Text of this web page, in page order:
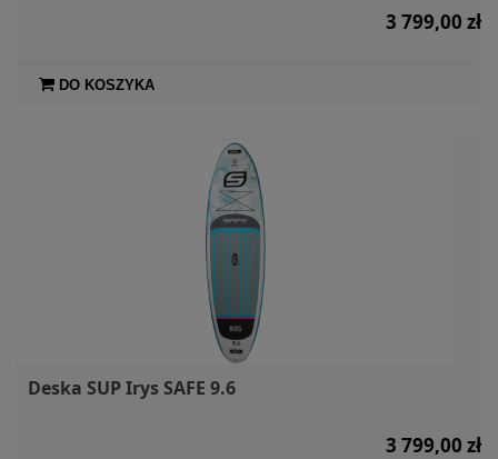
3 799,00 zł
DO KOSZYKA
Deska SUP Irys SAFE 9.6
3 799,00 zł